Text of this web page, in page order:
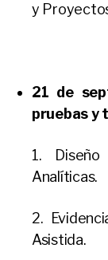
y
21 de
pruebas y
1.
Analíticas.
2.
Asistida.